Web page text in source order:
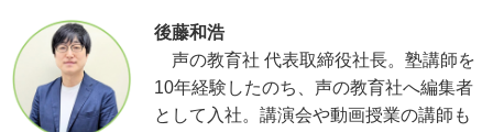
後藤和浩
声の教育社 代表取締役社長。塾講師を
10年経験したのち、声の教育社へ編集者
として入社。講演会や動画授業の講師も